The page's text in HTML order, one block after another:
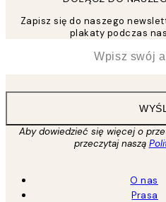
Zapisz się do naszego
plakaty podczas
Aby dowiedzieć się więcej o
przeczytaj naszą
O nas
Prasa